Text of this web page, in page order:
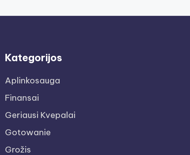
Kategorijos
Aplinkosauga
Finansai
Geriausi Kvepalai
Gotowanie
Grožis